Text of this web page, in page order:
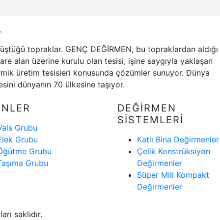
topraklar. GENÇ DEĞİRMEN, bu topraklardan aldığı
alan üzerine kurulu olan tesisi, işine saygıyla yaklaşan
üretim tesisleri konusunda çözümler sunuyor. Dünya
dünyanın 70 ülkesine taşıyor.
Grubu
Grubu
Grubu
Grubu
DEĞİRMEN
SİSTEMLERİ
Katlı Bina Değirmenler
Çelik Konstrüksiyon
Değirmenler
Süper Mill Kompakt
Değirmenler
saklıdır.